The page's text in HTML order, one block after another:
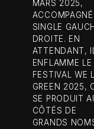
MARS 2025,
SINGLE
DROITE. EN
ATTENDANT,
ENFLAMME LE
FESTIVAL WE
GREEN 2025,
SE PRODUIT
CÔTÉS DE
GRANDS